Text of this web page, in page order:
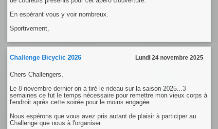
En espérant vous y voir nombreux.
Sportivement,
Challenge Bicyclic 2026 Lundi 24 novembre 2025
Chers Challengers,
Le 8 novembre dernier on a tiré le rideau sur la saison 2025...3
semaines ce fut le temps nécessaire pour remettre mon vieux corps à
l'endroit après cette soirée pour le moins engagée...
Nous espérons que vous avez pris autant de plaisir à participer au
Challenge que nous à l'organiser.